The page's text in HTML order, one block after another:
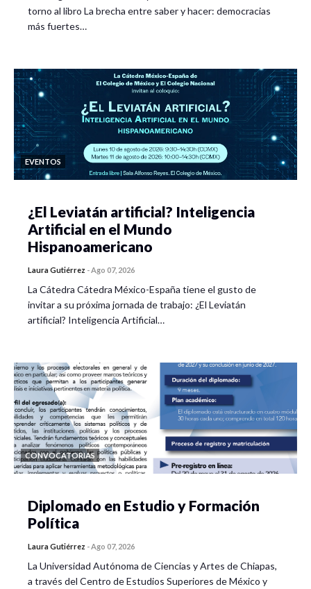
torno al libro La brecha entre saber y hacer: democracias
más fuertes…
EVENTOS
¿El Leviatán artificial? Inteligencia
Artificial en el Mundo
Hispanoamericano
Laura Gutiérrez -Ago 07, 2026
La Cátedra Cátedra México-España tiene el gusto de
invitar a su próxima jornada de trabajo: ¿El Leviatán
artificial? Inteligencia Artificial…
CONVOCATORIAS
Diplomado en Estudio y Formación
Política
Laura Gutiérrez -Ago 07, 2026
La Universidad Autónoma de Ciencias y Artes de Chiapas,
a través del Centro de Estudios Superiores de México y